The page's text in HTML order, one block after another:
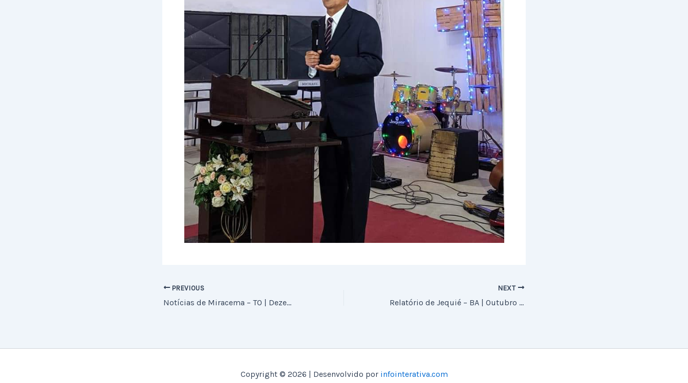
PREVIOUS
Notícias de Miracema – TO | Dezembro 2019
NEXT
Relatório de Jequié – BA | Outubro e Novembro 2019
Copyright © 2026 | Desenvolvido por infointerativa.com